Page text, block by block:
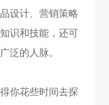
设计、营销策略
识和技能，还可
泛的人脉。
你花些时间去探